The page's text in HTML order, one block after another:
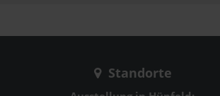
Standorte